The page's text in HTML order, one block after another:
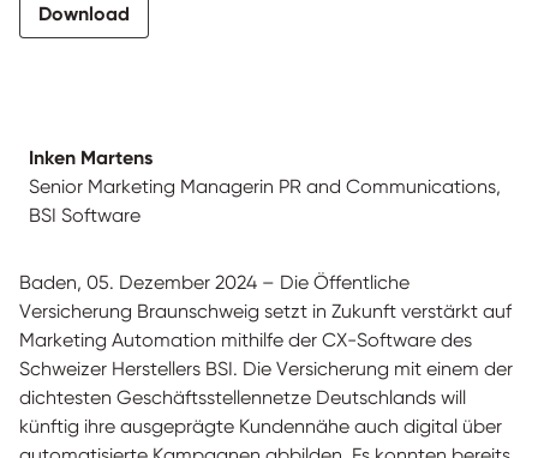
Download
Inken Martens
Senior Marketing Managerin PR and Communications,
BSI Software
Baden, 05. Dezember 2024 – Die Öffentliche
Versicherung Braunschweig setzt in Zukunft verstärkt auf
Marketing Automation mithilfe der CX-Software des
Schweizer Herstellers BSI. Die Versicherung mit einem der
dichtesten Geschäftsstellennetze Deutschlands will
künftig ihre ausgeprägte Kundennähe auch digital über